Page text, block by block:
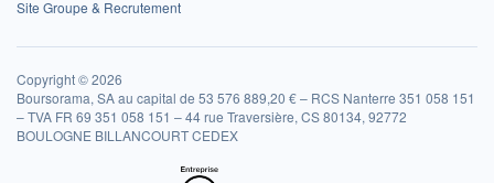
Site Groupe & Recrutement
Copyright © 2026
Boursorama, SA au capital de 53 576 889,20 € – RCS Nanterre 351 058 151
– TVA FR 69 351 058 151 – 44 rue Traversière, CS 80134, 92772
BOULOGNE BILLANCOURT CEDEX